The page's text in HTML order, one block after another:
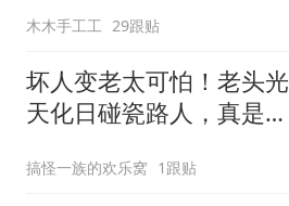
木木手工工 29跟贴
坏人变老太可怕！老头光
天化日碰瓷路人，真是社
搞怪一族的欢乐窝 1跟贴